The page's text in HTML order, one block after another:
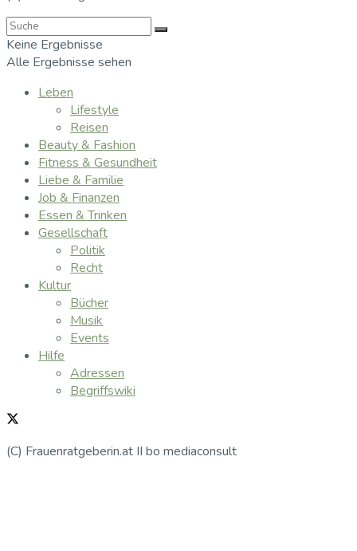
Keine Ergebnisse
Alle Ergebnisse sehen
Leben
Lifestyle
Reisen
Beauty & Fashion
Fitness & Gesundheit
Liebe & Familie
Job & Finanzen
Essen & Trinken
Gesellschaft
Politik
Recht
Kultur
Bücher
Musik
Events
Hilfe
Adressen
Begriffswiki
(C) Frauenratgeberin.at II bo mediaconsult